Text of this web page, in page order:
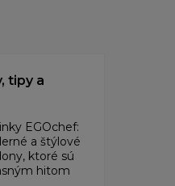
tipy a
EGOchef:
a štýlové
ktoré sú
hitom